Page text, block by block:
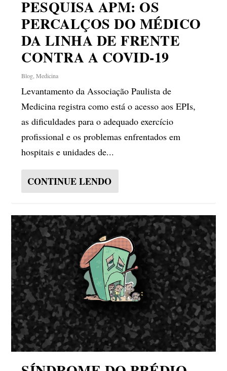
PESQUISA APM: OS
PERCALÇOS DO MÉDICO
DA LINHA DE FRENTE
CONTRA A COVID-19
Blog,Medicina
Levantamento da Associação Paulista de
Medicina registra como está o acesso aos EPIs,
as dificuldades para o adequado exercício
profissional e os problemas enfrentados em
hospitais e unidades de...
CONTINUE LENDO